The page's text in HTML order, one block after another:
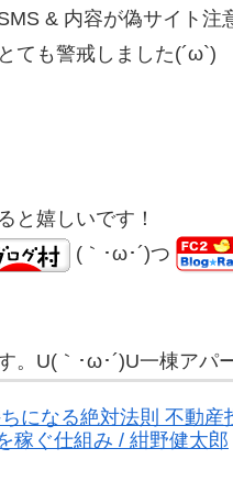
& 内容が偽サイト注
ても警戒しました(´ω`)
と嬉しいです！
(｀･ω･´)つ
U(｀･ω･´)U一棟アパ
になる絶対法則 不動
稼ぐ仕組み / 紺野健太郎